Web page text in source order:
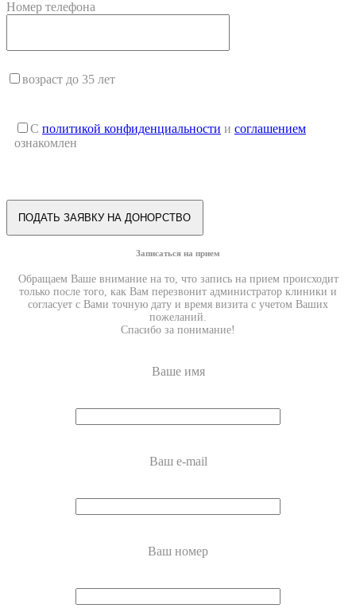
Номер телефона
возраст до 35 лет
С политикой конфиденциальности и соглашением
ознакомлен
Записаться на прием
Обращаем Ваше внимание на то, что запись на прием происходит
только после того, как Вам перезвонит администратор клиники и
согласует с Вами точную дату и время визита с учетом Ваших
пожеланий.
Спасибо за понимание!
Ваше имя
Ваш e-mail
Ваш номер